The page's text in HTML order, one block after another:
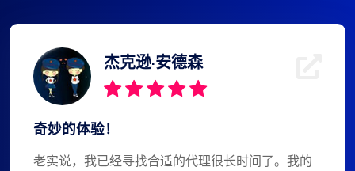
杰克逊·安德森
奇妙的体验！
老实说，我已经寻找合适的代理很长时间了。我的